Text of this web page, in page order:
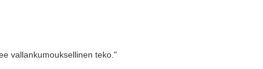
vallankumouksellinen teko."